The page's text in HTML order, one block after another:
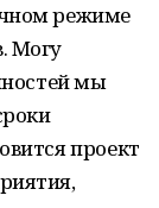
режиме
Могу
мы
проект